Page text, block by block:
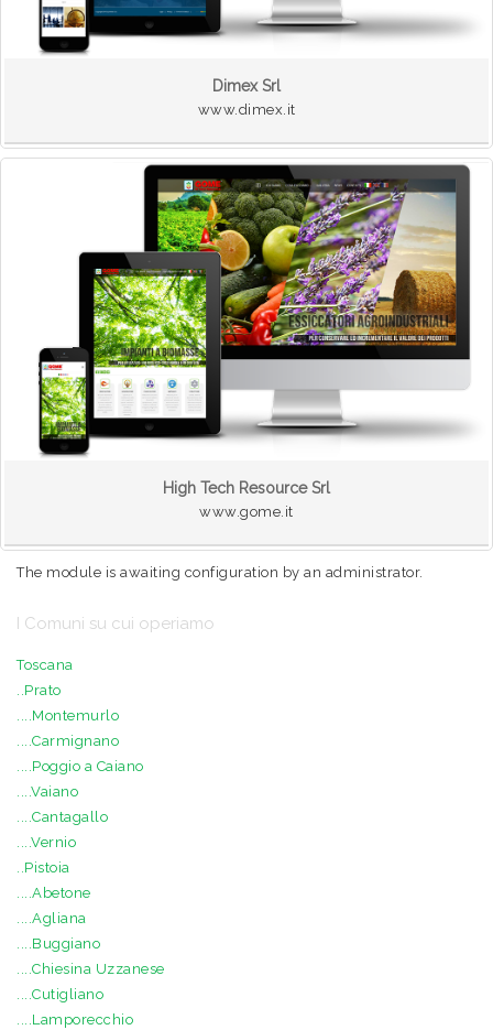
Dimex Srl
www.dimex.it
High Tech Resource Srl
www.gome.it
The module is awaiting configuration by an administrator.
I Comuni su cui operiamo
Toscana
..Prato
....Montemurlo
....Carmignano
....Poggio a Caiano
....Vaiano
....Cantagallo
....Vernio
..Pistoia
....Abetone
....Agliana
....Buggiano
....Chiesina Uzzanese
....Cutigliano
....Lamporecchio